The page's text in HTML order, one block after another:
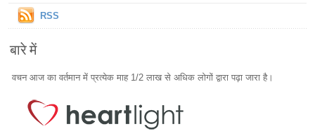
RSS
बारे में
वचन आज का वर्तमान में प्रत्येक माह 1/2 लाख से अधिक लोगों द्वारा पढ़ा जारा है।